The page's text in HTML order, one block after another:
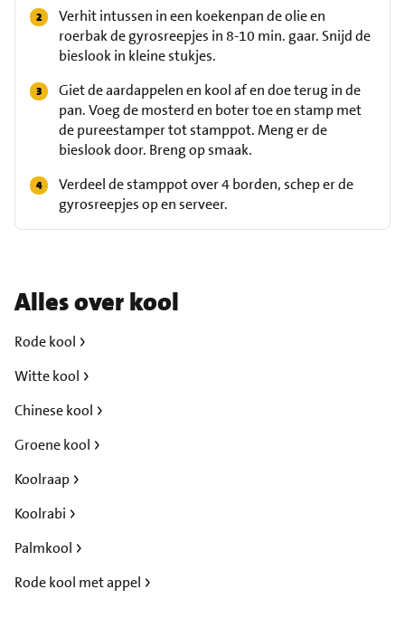
Verhit intussen in een koekenpan de olie en
roerbak de gyrosreepjes in 8-10 min. gaar. Snijd de
bieslook in kleine stukjes.
Giet de aardappelen en kool af en doe terug in de
pan. Voeg de mosterd en boter toe en stamp met
de pureestamper tot stamppot. Meng er de
bieslook door. Breng op smaak.
Verdeel de stamppot over 4 borden, schep er de
gyrosreepjes op en serveer.
Alles over kool
Rode kool
Witte kool
Chinese kool
Groene kool
Koolraap
Koolrabi
Palmkool
Rode kool met appel